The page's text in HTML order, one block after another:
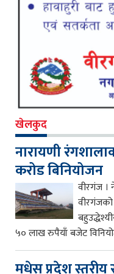
खेलकुद
नारायणी
करोड बिनियोजन
वीरगंज ।
वीरगंजको
५० लाख रुपैयाँ बजेट
मधेस प्रदेश स्तरीय